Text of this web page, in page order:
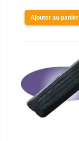
Ajouter au panier